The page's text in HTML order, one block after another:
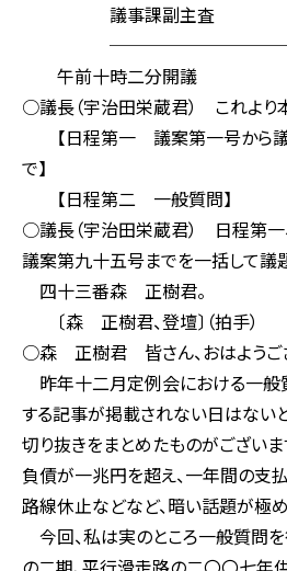
議事課副主
午前十時二分開議
○議長（宇治田栄蔵君） これより
【日程第一 議案第一号から議
で】
【日程第二 一般質問】
○議長（宇治田栄蔵君） 日程第一
議案第九十五号までを一括して議
四十三番森 正樹君。
〔森 正樹君、登壇〕（拍手）
○森 正樹君 皆さん、おはようござ
昨年十二月定例会における一般
する記事が掲載されない日はない
切り抜きをまとめたものがございま
負債が一兆円を超え、一年間の支
路線休止などなど、暗い話題が極
今回、私は実のところ一般質問